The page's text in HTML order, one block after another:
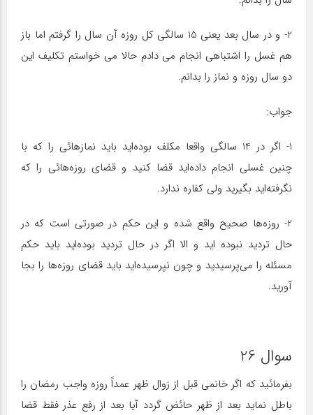
2- و در سال بعد یعنی 15 سالگی کل روزه آن سال را گرفتم اما باز
هم غسل را اشتباهی انجام می دادم حالا می خواستم تکلیف این
دو سال روزه و نماز را بدانم.
جواب:
1- اگر در 14 سالگی واقعا مکلف بوده‌اید باید نمازهائی را که با
چنین غسلی انجام داده‌اید قضا کنید و قضای روزه‌هائی را که
نگرفته‌اید بگیرید ولی کفاره ندارد.
2- روزه‌ها صحیح واقع شده و این حکم در صورتی است که در
حال تردید نبوده اید و الا اگر در حال تردید بوده‌اید باید حکم
مسئله را می‌پرسیدید و چون نپرسیده‌اید باید قضای روزه‌ها را بجا
آورید.
سوال 26
بفرمائید که اگر خانمی قبل از زوال ظهر عمداً روزه واجب رمضان را
باطل نماید بعد از ظهر حائض گردد آیا بعد از رفع عذر فقط قضا